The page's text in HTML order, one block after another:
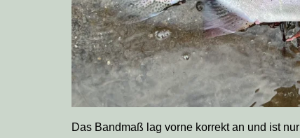
Das Bandmaß lag vorne korrekt an und ist